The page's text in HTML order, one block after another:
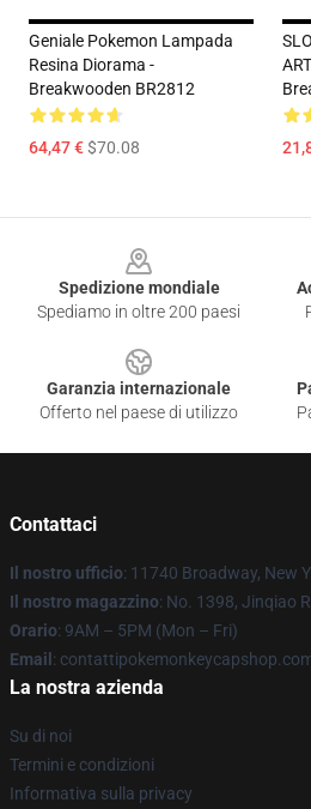
Geniale Pokemon Lampada
Resina Diorama -
Breakwooden BR2812
64,47 €$70.08
Spedizione mondiale
Spediamo in oltre 200 paesi
Garanzia internazionale
Offerto nel paese di utilizzo
Contattaci
Il nostro ufficio: 11740 Broadway, New
Il nostro magazzino: No. 1398, Jinqiao
Orario: 9AM – 5PM (Mon – Fri)
Email :
La nostra azienda
Su di noi
Termini e condizioni
Informativa sulla privacy